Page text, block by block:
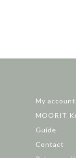
My account
MOORIT
Guide
Contact